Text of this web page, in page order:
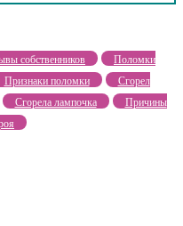
собственников
Поломки
Признаки поломки
Сгорел
Сгорела лампочка
Причины